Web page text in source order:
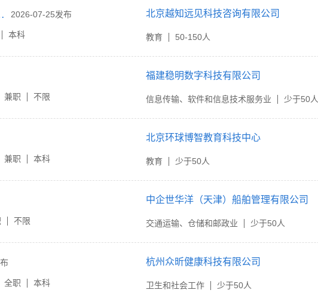
北京越知远见科技咨询有限公司
教育 50-150人
语教师招募 2026-07-25发布
本科
福建稳明数字科技有限公司
信息传输、软件和信息技术服务业 少于50人
兼职 不限
北京环球博智教育科技中心
教育 少于50人
兼职 本科
中企世华洋（天津）船舶管理有限公司
交通运输、仓储和邮政业 少于50人
不限
杭州众昕健康科技有限公司
卫生和社会工作 少于50人
全职 本科